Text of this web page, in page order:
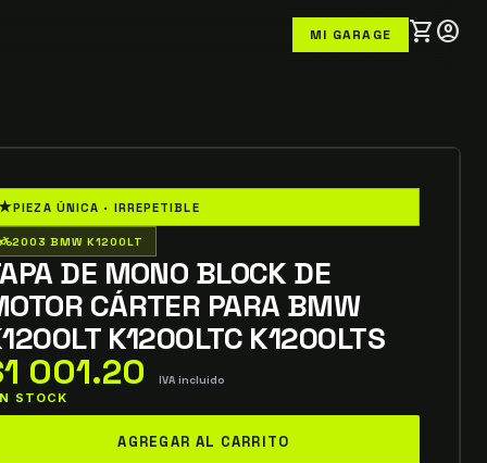
MI GARAGE shopping_cartaccount_circle
PIEZA ÚNICA · IRREPETIBLE
2003 BMW K1200LT
DE MONO BLOCK DE
CÁRTER PARA BMW
K1200LTC K1200LTS
1 001.20 IVA incluido
STOCK
AGREGAR AL CARRITO